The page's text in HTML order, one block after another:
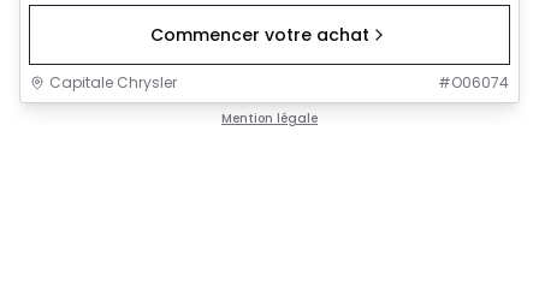
Commencer votre achat
Capitale Chrysler #O06074
Mention légale